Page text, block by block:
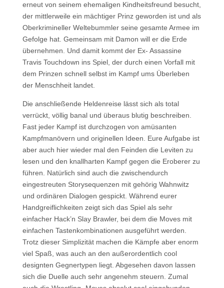
erneut von seinem ehemaligen Kindheitsfreund besucht,
der mittlerweile ein mächtiger Prinz geworden ist und als
Oberkrimineller Weltebummler seine gesamte Armee im
Gefolge hat. Gemeinsam mit Damon will er die Erde
übernehmen. Und damit kommt der Ex- Assassine
Travis Touchdown ins Spiel, der durch einen Vorfall mit
dem Prinzen schnell selbst im Kampf ums Überleben
der Menschheit landet.
Die anschließende Heldenreise lässt sich als total
verrückt, völlig banal und überaus blutig beschreiben.
Fast jeder Kampf ist durchzogen von amüsanten
Kampfmanövern und originellen Ideen. Eure Aufgabe ist
aber auch hier wieder mal den Feinden die Leviten zu
lesen und den knallharten Kampf gegen die Eroberer zu
führen. Natürlich sind auch die zwischendurch
eingestreuten Storysequenzen mit gehörig Wahnwitz
und ordinären Dialogen gespickt. Während eurer
Handgreiflichkeiten zeigt sich das Spiel als sehr
einfacher Hack’n Slay Brawler, bei dem die Moves mit
einfachen Tastenkombinationen ausgeführt werden.
Trotz dieser Simplizität machen die Kämpfe aber enorm
viel Spaß, was auch an den außerordentlich cool
designten Gegnertypen liegt. Abgesehen davon lassen
sich die Duelle auch sehr angenehm steuern. Zumal